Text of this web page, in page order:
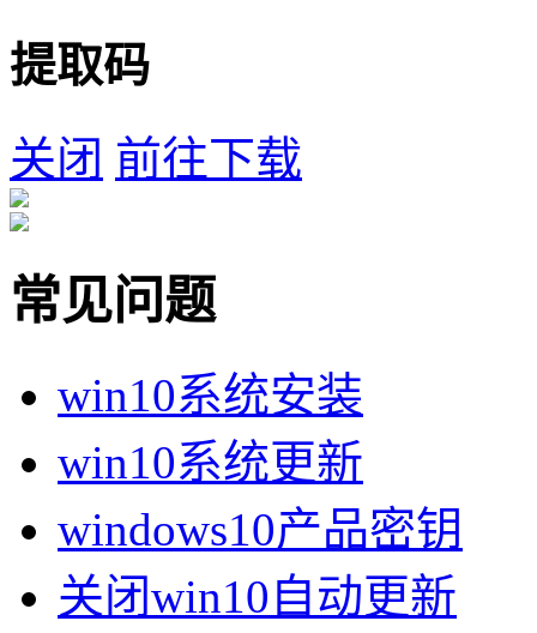
提取码
关闭 前往下载
常见问题
win10系统安装
win10系统更新
windows10产品密钥
关闭win10自动更新